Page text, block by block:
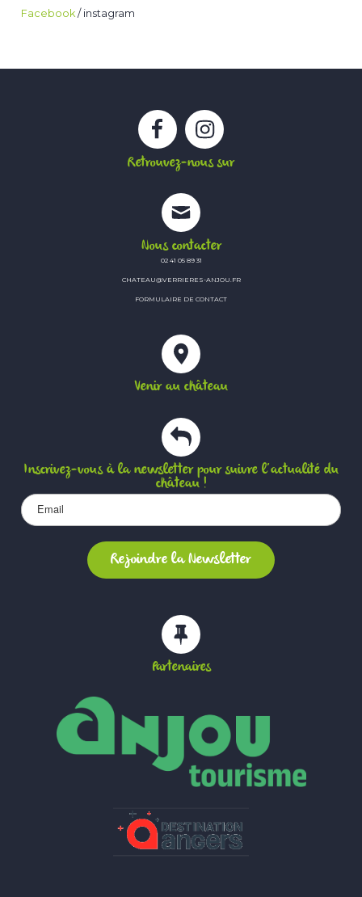
Facebook/ instagram
Retrouvez-nous sur
FacebookInstagram
Nous contacter
02 41 05 89 31
CHATEAU@VERRIERES-ANJOU.FR
FORMULAIRE DE CONTACT
Venir au château
Inscrivez-vous à la newsletter pour suivre l’actualité du
château !
Partenaires